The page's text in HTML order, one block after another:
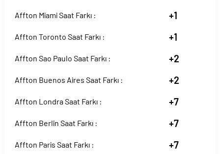
Affton Miami Saat Farkı : +1
Affton Toronto Saat Farkı : +1
Affton Sao Paulo Saat Farkı : +2
Affton Buenos Aires Saat Farkı : +2
Affton Londra Saat Farkı : +7
Affton Berlin Saat Farkı : +7
Affton Paris Saat Farkı : +7